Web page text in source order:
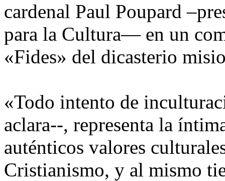
cardenal Paul Poupard
para la Cultura— en un
«Fides» del dicasterio
«Todo intento de
aclara--, representa la
auténticos valores
Cristianismo, y al mismo